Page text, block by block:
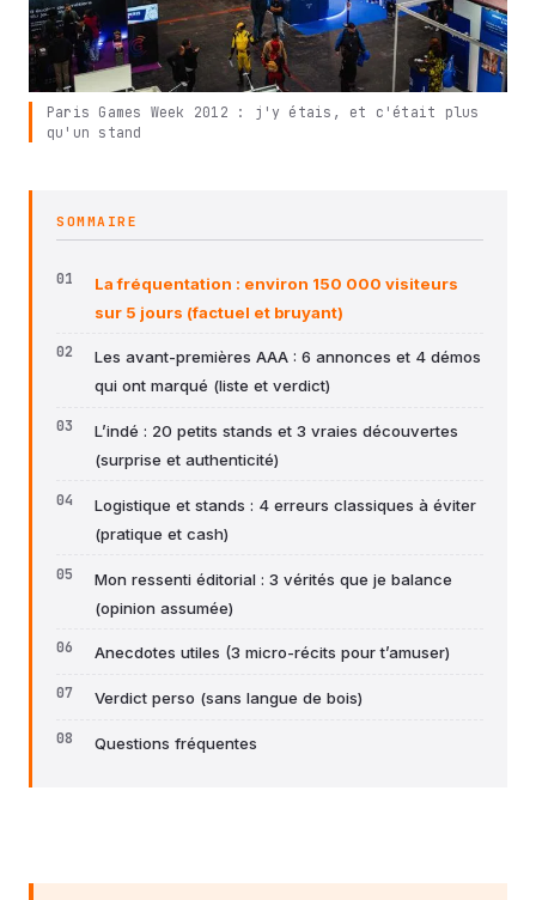
Paris Games Week 2012 : j'y étais, et c'était plus
qu'un stand
SOMMAIRE
La fréquentation : environ 150 000 visiteurs
sur 5 jours (factuel et bruyant)
Les avant-premières AAA : 6 annonces et 4 démos
qui ont marqué (liste et verdict)
L’indé : 20 petits stands et 3 vraies découvertes
(surprise et authenticité)
Logistique et stands : 4 erreurs classiques à éviter
(pratique et cash)
Mon ressenti éditorial : 3 vérités que je balance
(opinion assumée)
Anecdotes utiles (3 micro-récits pour t’amuser)
Verdict perso (sans langue de bois)
Questions fréquentes